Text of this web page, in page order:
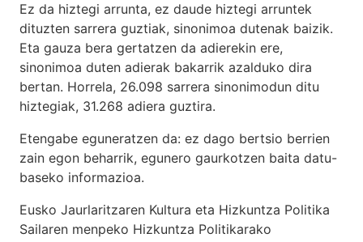
Ez da hiztegi arrunta, ez daude hiztegi arruntek
dituzten sarrera guztiak, sinonimoa dutenak baizik.
Eta gauza bera gertatzen da adierekin ere,
sinonimoa duten adierak bakarrik azalduko dira
bertan. Horrela, 26.098 sarrera sinonimodun ditu
hiztegiak, 31.268 adiera guztira.
Etengabe eguneratzen da: ez dago bertsio berrien
zain egon beharrik, egunero gaurkotzen baita datu-
baseko informazioa.
Eusko Jaurlaritzaren Kultura eta Hizkuntza Politika
Sailaren menpeko Hizkuntza Politikarako